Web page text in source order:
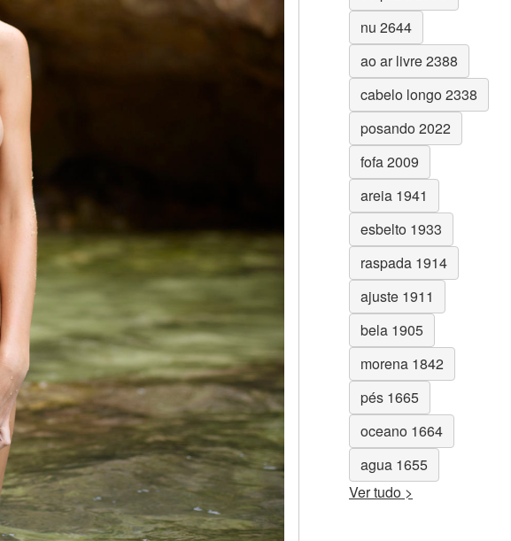
nu 2644
ao ar livre 2388
cabelo longo 2338
posando 2022
fofa 2009
areia 1941
esbelto 1933
raspada 1914
ajuste 1911
bela 1905
morena 1842
pés 1665
oceano 1664
agua 1655
Ver tudo >